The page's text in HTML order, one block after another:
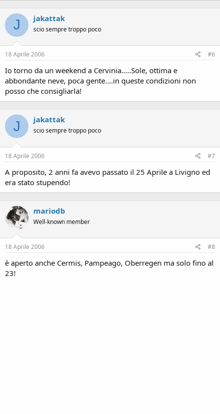
J jakattak
scio sempre troppo poco
18 Aprile 2006 #6
Io torno da un weekend a Cervinia.....Sole, ottima e
abbondante neve, poca gente....in queste condizioni non
posso che consigliarla!
J jakattak
scio sempre troppo poco
18 Aprile 2006 #7
A proposito, 2 anni fa avevo passato il 25 Aprile a Livigno ed
era stato stupendo!
mariodb
Well-known member
18 Aprile 2006 #8
è aperto anche Cermis, Pampeago, Oberregen ma solo fino al
23!